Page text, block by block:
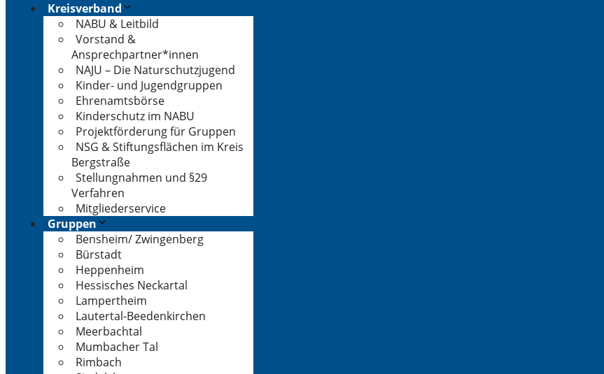
Kreisverband
NABU & Leitbild
Vorstand &
Ansprechpartner*innen
NAJU – Die Naturschutzjugend
Kinder- und Jugendgruppen
Ehrenamtsbörse
Kinderschutz im NABU
Projektförderung für Gruppen
NSG & Stiftungsflächen im Kreis
Bergstraße
Stellungnahmen und §29
Verfahren
Mitgliederservice
Gruppen
Bensheim/ Zwingenberg
Bürstadt
Heppenheim
Hessisches Neckartal
Lampertheim
Lautertal-Beedenkirchen
Meerbachtal
Mumbacher Tal
Rimbach